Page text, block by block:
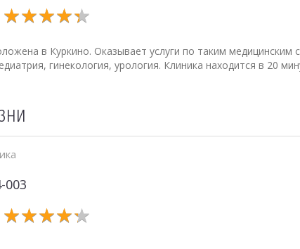
★★★★★
★★★★★
в Куркино. Оказывает услуги по таким медицинским
гинекология, урология. Клиника находится в 20
003
★★★★★
★★★★★